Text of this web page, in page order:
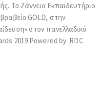
Το Ζάννειο Εκπαιδευτήριο
GOLD, στην
στον πανελλαδικό
2019 Powered by RDC